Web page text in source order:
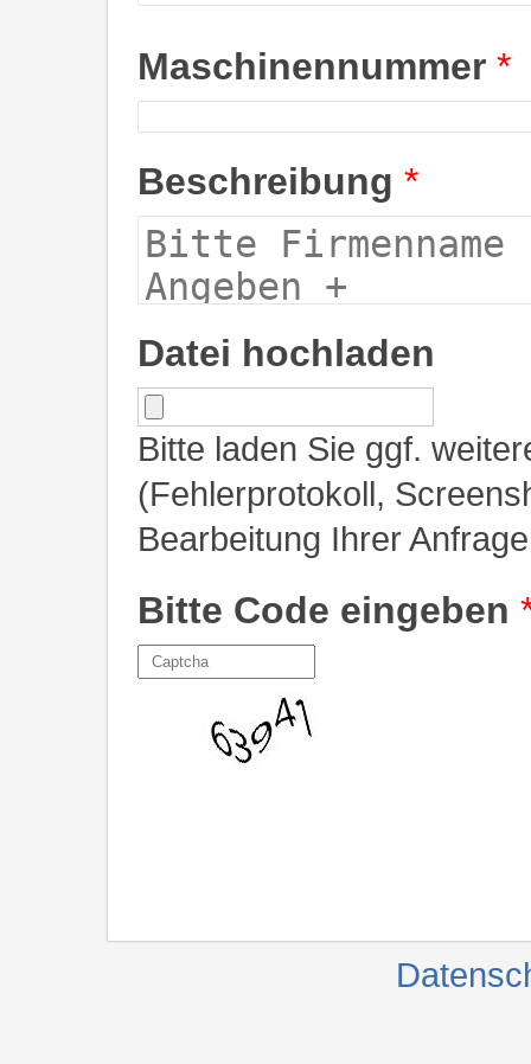
Maschinennummer *
Beschreibung *
Datei hochladen
Bitte laden Sie ggf.
(Fehlerprotokoll,
Bearbeitung Ihrer
Bitte Code eingeben